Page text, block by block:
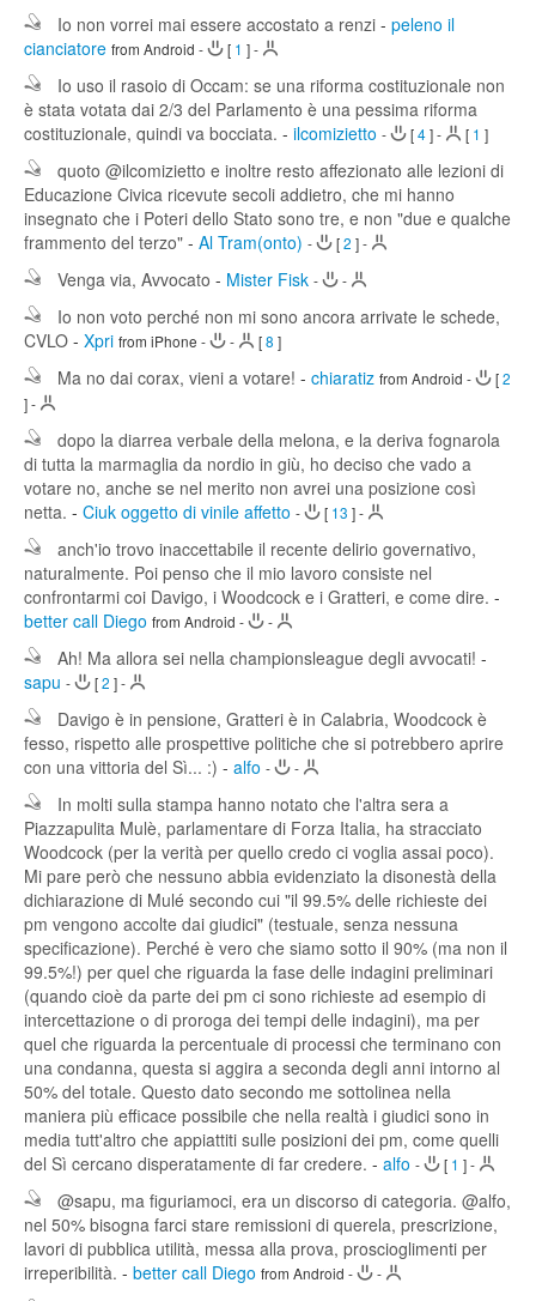
Io non vorrei mai essere accostato a renzi - peleno il
cianciatore from Android - [ 1 ]-
Io uso il rasoio di Occam: se una riforma costituzionale non
è stata votata dai 2/3 del Parlamento è una pessima riforma
costituzionale, quindi va bocciata. - ilcomizietto - [4]- [ 1 ]
quoto @ilcomizietto e inoltre resto affezionato alle lezioni di
Educazione Civica ricevute secoli addietro, che mi hanno
insegnato che i Poteri dello Stato sono tre, e non "due e qualche
frammento del terzo" - Al Tram(onto) - [2 ]-
Venga via, Avvocato - Mister Fisk - -
Io non voto perché non mi sono ancora arrivate le schede,
CVLO - Xpri from iPhone - - [8 ]
Ma no dai corax, vieni a votare! - chiaratiz from Android - [2
]-
dopo la diarrea verbale della melona, e la deriva fognarola
di tutta la marmaglia da nordio in giù, ho deciso che vado a
votare no, anche se nel merito non avrei una posizione così
netta. - Ciuk oggetto di vinile affetto - [ 13 ]-
anch'io trovo inaccettabile il recente delirio governativo,
naturalmente. Poi penso che il mio lavoro consiste nel
confrontarmi coi Davigo, i Woodcock e i Gratteri, e come dire. -
better call Diego from Android - -
Ah! Ma allora sei nella championsleague degli avvocati! -
sapu - [2 ]-
Davigo è in pensione, Gratteri è in Calabria, Woodcock è
fesso, rispetto alle prospettive politiche che si potrebbero aprire
con una vittoria del Sì... :) - alfo - -
In molti sulla stampa hanno notato che l'altra sera a
Piazzapulita Mulè, parlamentare di Forza Italia, ha stracciato
Woodcock (per la verità per quello credo ci voglia assai poco).
Mi pare però che nessuno abbia evidenziato la disonestà della
dichiarazione di Mulé secondo cui "il 99.5% delle richieste dei
pm vengono accolte dai giudici" (testuale, senza nessuna
specificazione). Perché è vero che siamo sotto il 90% (ma non il
99.5%!) per quel che riguarda la fase delle indagini preliminari
(quando cioè da parte dei pm ci sono richieste ad esempio di
intercettazione o di proroga dei tempi delle indagini), ma per
quel che riguarda la percentuale di processi che terminano con
una condanna, questa si aggira a seconda degli anni intorno al
50% del totale. Questo dato secondo me sottolinea nella
maniera più efficace possibile che nella realtà i giudici sono in
media tutt'altro che appiattiti sulle posizioni dei pm, come quelli
del Sì cercano disperatamente di far credere. - alfo - [ 1 ]-
@sapu, ma figuriamoci, era un discorso di categoria. @alfo,
nel 50% bisogna farci stare remissioni di querela, prescrizione,
lavori di pubblica utilità, messa alla prova, proscioglimenti per
irreperibilità. - better call Diego from Android - -